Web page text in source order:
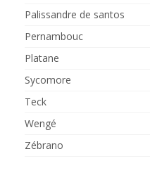
Palissandre de santos
Pernambouc
Platane
Sycomore
Teck
Wengé
Zébrano